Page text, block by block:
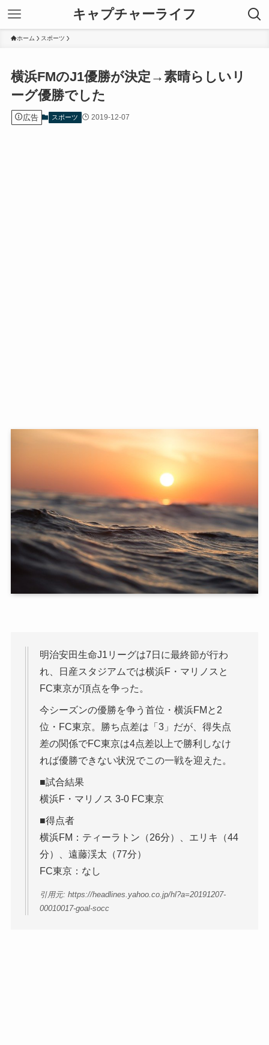
キャプチャーライフ
ホーム スポーツ
横浜FMのJ1優勝が決定→素晴らしいリ
ーグ優勝でした
広告 スポーツ 2019-12-07
明治安田生命J1リーグは7日に最終節が行わ
れ、日産スタジアムでは横浜F・マリノスと
FC東京が頂点を争った。
今シーズンの優勝を争う首位・横浜FMと2
位・FC東京。勝ち点差は「3」だが、得失点
差の関係でFC東京は4点差以上で勝利しなけ
れば優勝できない状況でこの一戦を迎えた。
■試合結果
横浜F・マリノス 3-0 FC東京
■得点者
横浜FM：ティーラトン（26分）、エリキ（44
分）、遠藤渓太（77分）
FC東京：なし
引用元: https://headlines.yahoo.co.jp/hl?a=20191207-
00010017-goal-socc